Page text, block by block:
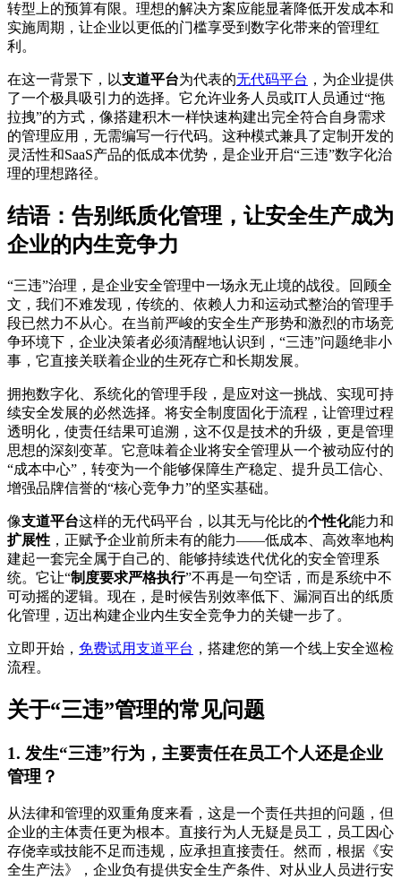
转型上的预算有限。理想的解决方案应能显著降低开发成本和
实施周期，让企业以更低的门槛享受到数字化带来的管理红
利。
在这一背景下，以支道平台为代表的无代码平台 ，为企业提供
了一个极具吸引力的选择。它允许业务人员或IT人员通过“拖
拉拽”的方式，像搭建积木一样快速构建出完全符合自身需求
的管理应用，无需编写一行代码。这种模式兼具了定制开发的
灵活性和SaaS产品的低成本优势，是企业开启“三违”数字化治
理的理想路径。
结语：告别纸质化管理，让安全生产成为
企业的内生竞争力
“三违”治理，是企业安全管理中一场永无止境的战役。回顾全
文，我们不难发现，传统的、依赖人力和运动式整治的管理手
段已然力不从心。在当前严峻的安全生产形势和激烈的市场竞
争环境下，企业决策者必须清醒地认识到，“三违”问题绝非小
事，它直接关联着企业的生死存亡和长期发展。
拥抱数字化、系统化的管理手段，是应对这一挑战、实现可持
续安全发展的必然选择。将安全制度固化于流程，让管理过程
透明化，使责任结果可追溯，这不仅是技术的升级，更是管理
思想的深刻变革。它意味着企业将安全管理从一个被动应付的
“成本中心”，转变为一个能够保障生产稳定、提升员工信心、
增强品牌信誉的“核心竞争力”的坚实基础。
像支道平台这样的无代码平台，以其无与伦比的个性化能力和
扩展性 ，正赋予企业前所未有的能力——低成本、高效率地构
建起一套完全属于自己的、能够持续迭代优化的安全管理系
统。它让“制度要求严格执行”不再是一句空话，而是系统中不
可动摇的逻辑。现在，是时候告别效率低下、漏洞百出的纸质
化管理，迈出构建企业内生安全竞争力的关键一步了。
立即开始， 免费试用支道平台 ，搭建您的第一个线上安全巡检
流程。
关于“三违”管理的常见问题
1. 发生“三违”行为，主要责任在员工个人还是企业
管理？
从法律和管理的双重角度来看，这是一个责任共担的问题，但
企业的主体责任更为根本。直接行为人无疑是员工，员工因心
存侥幸或技能不足而违规，应承担直接责任。然而，根据《安
全生产法》，企业负有提供安全生产条件、对从业人员进行安